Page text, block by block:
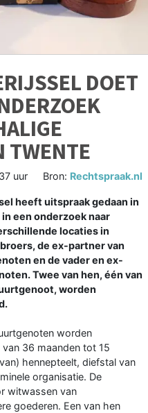
DOET
TWENTE
uur Bron: Rechtspraak.nl
heeft uitspraak gedaan in
een onderzoek naar
locaties in
de ex-partner van
en de vader en ex-
Twee van hen, één van
worden
worden
36 maanden tot 15
hennepteelt, diefstal van
organisatie. De
witwassen van
goederen. Een van hen